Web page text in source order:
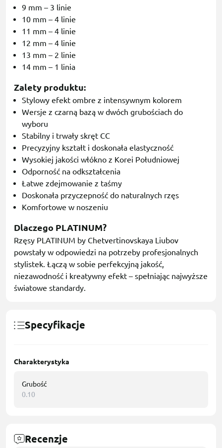
9 mm – 3 linie
10 mm – 4 linie
11 mm – 4 linie
12 mm – 4 linie
13 mm – 2 linie
14 mm – 1 linia
Zalety produktu:
Stylowy efekt ombre z intensywnym kolorem
Wersje z czarną bazą w dwóch grubościach do
wyboru
Stabilny i trwały skręt CC
Precyzyjny kształt i doskonała elastyczność
Wysokiej jakości włókno z Korei Południowej
Odporność na odkształcenia
Łatwe zdejmowanie z taśmy
Doskonała przyczepność do naturalnych rzęs
Komfortowe w noszeniu
Dlaczego PLATINUM?
Rzęsy PLATINUM by Chetvertinovskaya Liubov
powstały w odpowiedzi na potrzeby profesjonalnych
stylistek. Łączą w sobie perfekcyjną jakość,
niezawodność i kreatywny efekt – spełniając najwyższe
światowe standardy.
Specyfikacje
Charakterystyka
Grubość
0.10
Recenzje